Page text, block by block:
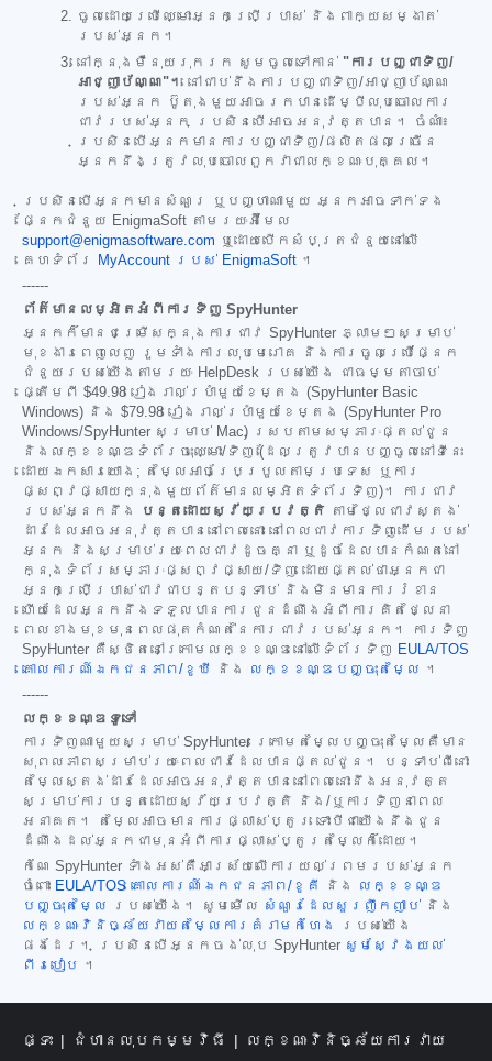
ចូលដោយប្រើឈ្មោះអ្នកប្រើប្រាស់ និងពាក្យសម្ងាត់
របស់អ្នក។
នៅក្នុងម៉ឺនុយរុករក សូមចូលទៅកាន់ "ការបញ្ជាទិញ/
អាជ្ញាប័ណ្ណ"។ នៅជាប់នឹងការបញ្ជាទិញ/អាជ្ញាប័ណ្ណ
របស់អ្នក ប៊ូតុងមួយអាចរកបានដើម្បីលុបចោលការ
ជាវរបស់អ្នក ប្រសិនបើអាចអនុវត្តបាន។ ចំណាំ៖
ប្រសិនបើអ្នកមានការបញ្ជាទិញ/ផលិតផលច្រើន
អ្នកនឹងត្រូវលុបចោលពួកវាជាលក្ខណៈបុគ្គល។
ប្រសិនបើអ្នកមានសំណួរ ឬបញ្ហាណាមួយ អ្នកអាចទាក់ទង
ផ្នែកជំនួយ EnigmaSoft តាមរយៈអ៊ីមែល
support@enigmasoftware.com ឬដោយបើកសំបុត្រជំនួយនៅលើ
គេហទំព័រ
MyAccount របស់ EnigmaSoft ។
------
ព័ត៌មានលម្អិតអំពីការទិញ SpyHunter
អ្នកក៏មានជម្រើសក្នុងការជាវ SpyHunter ភ្លាមៗសម្រាប់
មុខងារពេញលេញ រួមទាំងការលុបមេរោគ និងការចូលប្រើផ្នែក
ជំនួយរបស់យើងតាមរយៈ HelpDesk របស់យើង ជាធម្មតាចាប់
ផ្តើមពី $49.98 រៀងរាល់ប្រាំមួយខែម្តង (SpyHunter Basic
Windows) និង $79.98 រៀងរាល់ប្រាំមួយខែម្តង (SpyHunter Pro
Windows/SpyHunter សម្រាប់ Mac) ស្របតាមសម្ភារៈផ្តល់ជូន
និងលក្ខខណ្ឌទំព័រចុះឈ្មោះ/ទិញ (ដែលត្រូវបានបញ្ចូលនៅទីនេះ
ដោយឯកសារយោង; តម្លៃអាចប្រែប្រួលតាមប្រទេស ឬការ
ផ្សព្វផ្សាយក្នុងមួយព័ត៌មានលម្អិតទំព័រទិញ)។ ការជាវ
របស់អ្នកនឹង
បន្តដោយស្វ័យប្រវត្តិ តាមថ្លៃជាវស្តង់
ដារដែលអាចអនុវត្តបាននៅពេលនោះ នៅពេលជាវការទិញដើមរបស់
អ្នក និងសម្រាប់រយៈពេលជាវដូចគ្នា ឬដូចដែលបានកំណត់នៅ
ក្នុងទំព័រសម្ភារៈផ្សព្វផ្សាយ/ទិញ ដោយផ្តល់ថាអ្នកជា
អ្នកប្រើប្រាស់ជាវជាបន្តបន្ទាប់ និងមិនមានការរំខាន
ហើយដែលអ្នកនឹងទទួលបានការជូនដំណឹងអំពីការគិតថ្លៃនា
ពេលខាងមុខមុនពេលផុតកំណត់នៃការជាវរបស់អ្នក។ ការទិញ
SpyHunter គឺស្ថិតនៅក្រោមលក្ខខណ្ឌនៅលើទំព័រទិញ EULA/TOS
គោលការណ៍ឯកជនភាព/ខូឃី
និង លក្ខខណ្ឌបញ្ចុះតម្លៃ ។
------
លក្ខខណ្ឌទូទៅ
ការទិញណាមួយសម្រាប់ SpyHunter ក្រោមតម្លៃបញ្ចុះតម្លៃគឺមាន
សុពលភាពសម្រាប់រយៈពេលជាវដែលបានផ្តល់ជូន។ បន្ទាប់ពីនោះ
តម្លៃស្តង់ដារដែលអាចអនុវត្តបាននៅពេលនោះនឹងអនុវត្ត
សម្រាប់ការបន្តដោយស្វ័យប្រវត្តិ និង/ឬការទិញនាពេល
អនាគត។ តម្លៃអាចមានការផ្លាស់ប្តូរ ទោះបីជាយើងនឹងជូន
ដំណឹងដល់អ្នកជាមុនអំពីការផ្លាស់ប្តូរតម្លៃក៏ដោយ។
កំណែ SpyHunter ទាំងអស់គឺអាស្រ័យលើការយល់ព្រមរបស់អ្នក
ចំពោះ EULA/TOS គោលការណ៍ឯកជនភាព/ខូគី និង
លក្ខខណ្ឌ
បញ្ចុះតម្លៃ
របស់យើង។ សូមមើល សំណួរដែលសួរញឹកញាប់ និង
លក្ខណៈវិនិច្ឆ័យវាយតម្លៃការគំរាមកំហែង
របស់យើង
ផងដែរ។ ប្រសិនបើអ្នកចង់លុប SpyHunter សូមស្វែងយល់
ពីរបៀប ។
ផ្ទះ ជំហានលុបកម្មវិធី លក្ខណៈវិនិច្ឆ័យការវាយ